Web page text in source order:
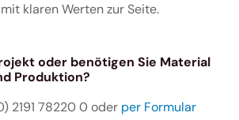
klaren Werten zur Seite.
oder benötigen Sie Material
Produktion?
2191 78220 0 oder per Formular